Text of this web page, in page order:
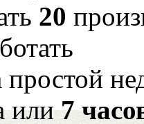
20
простой
или7